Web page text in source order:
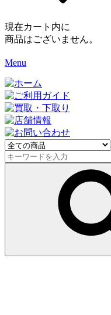
現在カート内に
商品はございません。
Menu